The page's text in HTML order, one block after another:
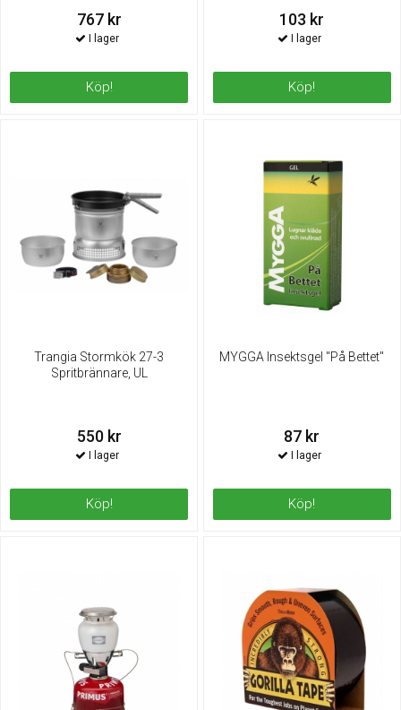
767 kr
Köp!
103 kr
Köp!
Trangia Stormkök 27-3
Spritbrännare, UL
550 kr
Köp!
MYGGA lnsektsgel "På Bettet"
87 kr
Köp!